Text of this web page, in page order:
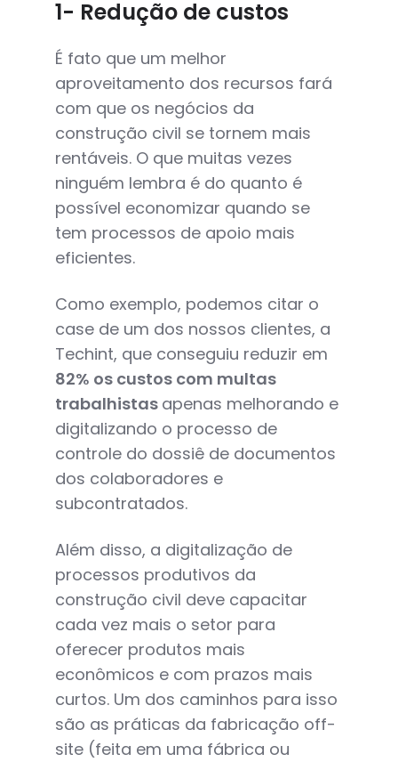
1- Redução de custos
É fato que um melhor
aproveitamento dos recursos fará
com que os negócios da
construção civil se tornem mais
rentáveis. O que muitas vezes
ninguém lembra é do quanto é
possível economizar quando se
tem processos de apoio mais
eficientes.
Como exemplo, podemos citar o
case de um dos nossos clientes, a
Techint, que conseguiu reduzir em
82% os custos com multas
trabalhistas apenas melhorando e
digitalizando o processo de
controle do dossiê de documentos
dos colaboradores e
subcontratados.
Além disso, a digitalização de
processos produtivos da
construção civil deve capacitar
cada vez mais o setor para
oferecer produtos mais
econômicos e com prazos mais
curtos. Um dos caminhos para isso
são as práticas da fabricação off-
site (feita em uma fábrica ou